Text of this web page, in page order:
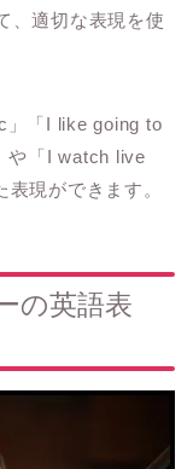
、適切な表現を使
「I like going to
や「I watch live
現ができます。
の英語表